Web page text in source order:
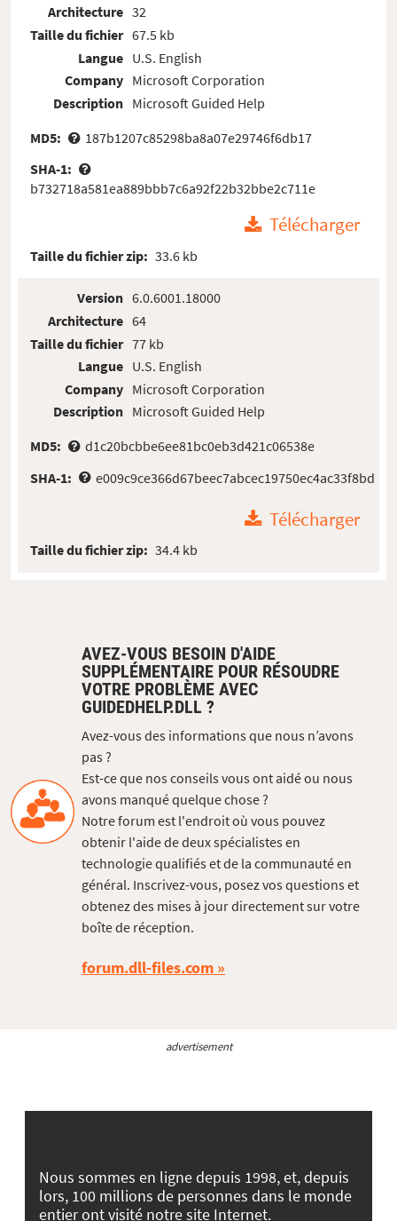
Architecture
Taille du fichier
Langue
Company
Description
32
67.5 kb
U.S. English
Microsoft Corporation
Microsoft Guided Help
MD5:
187b1207c85298ba8a07e29746f6db17
SHA-1:
b732718a581ea889bbb7c6a92f22b32bbe2c711e
Télécharger
Taille du fichier zip: 33.6 kb
Version
Architecture
Taille du fichier
Langue
Company
Description
6.0.6001.18000
64
77 kb
U.S. English
Microsoft Corporation
Microsoft Guided Help
MD5:
d1c20bcbbe6ee81bc0eb3d421c06538e
SHA-1:
e009c9ce366d67beec7abcec19750ec4ac33f8bd
Télécharger
Taille du fichier zip: 34.4 kb
AVEZ-VOUS BESOIN D'AIDE
SUPPLÉMENTAIRE POUR RÉSOUDRE
VOTRE PROBLÈME AVEC
GUIDEDHELP.DLL ?
Avez-vous des informations que nous n’avons
pas ?
Est-ce que nos conseils vous ont aidé ou nous
avons manqué quelque chose ?
Notre forum est l'endroit où vous pouvez
obtenir l'aide de deux spécialistes en
technologie qualifiés et de la communauté en
général. Inscrivez-vous, posez vos questions et
obtenez des mises à jour directement sur votre
boîte de réception.
forum.dll-files.com
advertisement
Nous sommes en ligne depuis 1998, et, depuis
lors, 100 millions de personnes dans le monde
entier ont visité notre site Internet.